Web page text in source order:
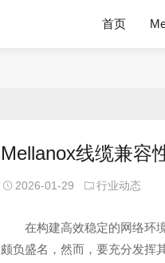
首页
Mellanox线缆兼容
2026-01-29 行业动态
在构建高效稳定的网络环
颇负盛名，然而，要充分发挥